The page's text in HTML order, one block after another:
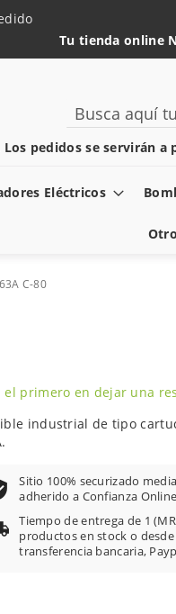
Tu tienda online
pedidos se servirán a
Search
Eléctricos
C-80
el primero en dejar una
industrial de tipo
Sitio 100% securizado
adherido a Confianza
Tiempo de entrega de 1
productos en stock o
transferencia bancaria,